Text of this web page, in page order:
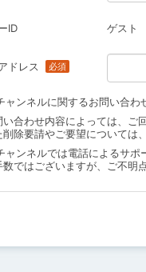
ID ゲスト
ドレス
ャンネルに関するお問い合わ
い合わせ内容によっては、ご
削除要請やご要望については
ャンネルでは電話によるサポ
数ではございますが、ご不明